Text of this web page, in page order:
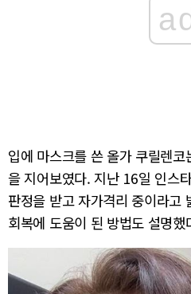
입에 마스크를 쓴 올가 쿠릴렌
을 지어보였다. 지난 16일 인스
판정을 받고 자가격리 중이라고
회복에 도움이 된 방법도 설명했